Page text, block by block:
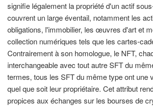
signifie légalement la propriété d'un actif
couvrent un large éventail, notamment les
obligations, l'immobilier, les œuvres d'art et
collection numériques tels que les cartes-
Contrairement à son homologue, le NFT,
interchangeable avec tout autre SFT du
termes, tous les SFT du même type ont une
quel que soit leur propriétaire. Cet attribut
propices aux échanges sur les bourses de